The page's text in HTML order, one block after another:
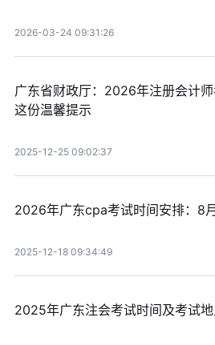
2026-03-24 09:31:26
广东省财政厅：2026年注册会计
这份温馨提示
2025-12-25 09:02:37
2026年广东cpa考试时间安排：8
2025-12-18 09:34:49
2025年广东注会考试时间及考试